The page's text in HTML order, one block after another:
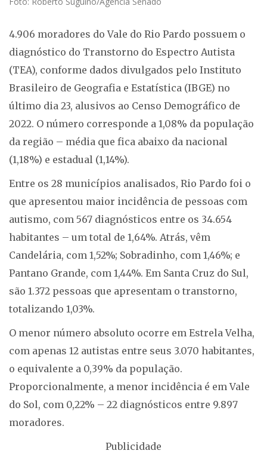
4.906 moradores do Vale do Rio Pardo possuem o
diagnóstico do Transtorno do Espectro Autista
(TEA), conforme dados divulgados pelo Instituto
Brasileiro de Geografia e Estatística (IBGE) no
último dia 23, alusivos ao Censo Demográfico de
2022. O número corresponde a 1,08% da população
da região – média que fica abaixo da nacional
(1,18%) e estadual (1,14%).
Entre os 28 municípios analisados, Rio Pardo foi o
que apresentou maior incidência de pessoas com
autismo, com 567 diagnósticos entre os 34.654
habitantes – um total de 1,64%. Atrás, vêm
Candelária, com 1,52%; Sobradinho, com 1,46%; e
Pantano Grande, com 1,44%. Em Santa Cruz do Sul,
são 1.372 pessoas que apresentam o transtorno,
totalizando 1,03%.
O menor número absoluto ocorre em Estrela Velha,
com apenas 12 autistas entre seus 3.070 habitantes,
o equivalente a 0,39% da população.
Proporcionalmente, a menor incidência é em Vale
do Sol, com 0,22% – 22 diagnósticos entre 9.897
moradores.
Publicidade